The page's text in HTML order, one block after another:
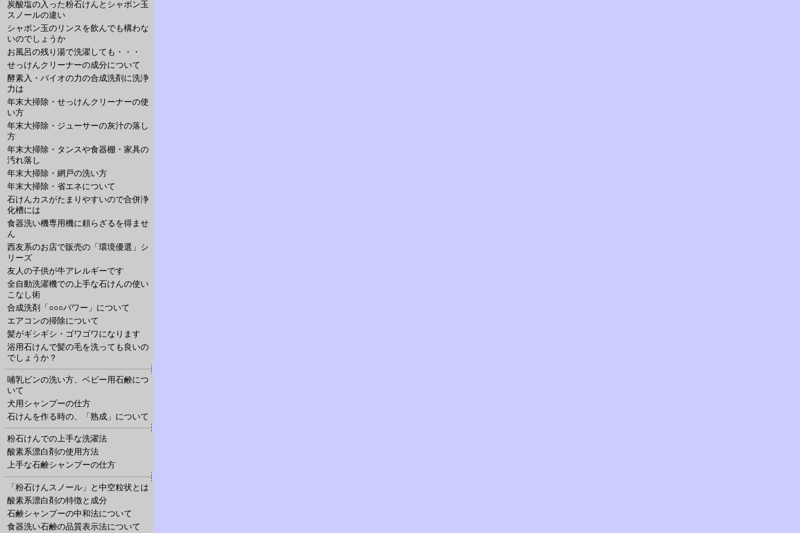
炭酸塩の入った粉石けんとシャボン玉
スノールの違い
シャボン玉のリンスを飲んでも構わな
いのでしょうか
お風呂の残り湯で洗濯しても・・・
せっけんクリーナーの成分について
酵素入・バイオの力の合成洗剤に洗浄
力は
年末大掃除・せっけんクリーナーの使
い方
年末大掃除・ジューサーの灰汁の落し
方
年末大掃除・タンスや食器棚・家具の
汚れ落し
年末大掃除・網戸の洗い方
年末大掃除・省エネについて
石けんカスがたまりやすいので合併浄
化槽には
食器洗い機専用機に頼らざるを得ませ
ん
西友系のお店で販売の「環境優選」シ
リーズ
友人の子供が牛アレルギーです
全自動洗濯機での上手な石けんの使い
こなし術
合成洗剤「○○○パワー」について
エアコンの掃除について
髪がギシギシ・ゴワゴワになります
浴用石けんで髪の毛を洗っても良いの
でしょうか？
哺乳ビンの洗い方、ベビー用石鹸につ
いて
犬用シャンプーの仕方
石けんを作る時の、「熟成」について
粉石けんでの上手な洗濯法
酸素系漂白剤の使用方法
上手な石鹸シャンプーの仕方
「粉石けんスノール」と中空粒状とは
酸素系漂白剤の特徴と成分
石鹸シャンプーの中和法について
食器洗い石鹸の品質表示法について